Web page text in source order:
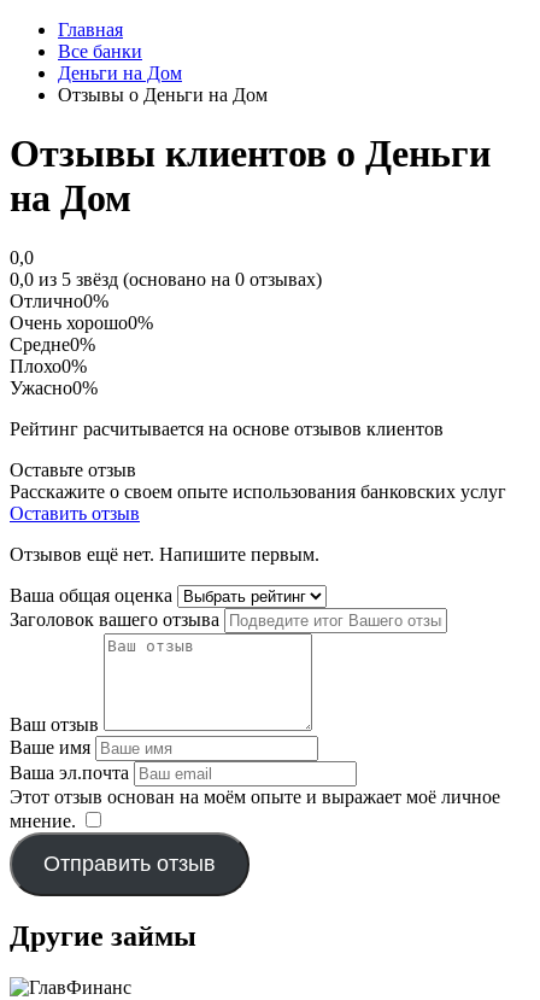
Главная
Все банки
Деньги на Дом
Отзывы о Деньги на Дом
Отзывы клиентов о Деньги
на Дом
0,0
0,0 из 5 звёзд (основано на 0 отзывах)
Отлично0%
Очень хорошо0%
Средне0%
Плохо0%
Ужасно0%
Рейтинг расчитывается на основе отзывов клиентов
Оставьте отзыв
Расскажите о своем опыте использования банковских услуг
Оставить отзыв
Отзывов ещё нет. Напишите первым.
Ваша общая оценка
Заголовок вашего отзыва
Ваш отзыв
Ваше имя
Ваша эл.почта
Этот отзыв основан на моём опыте и выражает моё личное
мнение.
Отправить отзыв
Другие займы